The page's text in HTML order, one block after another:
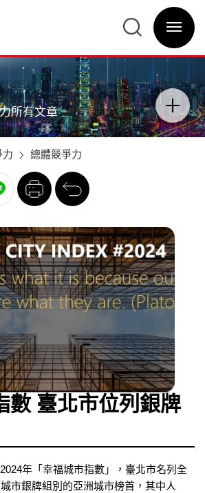
選
單
關
所有文章
分
類
開
關
力 總體競爭力
列
印
回
前
一
頁
數 臺北市位列銀牌
年「幸福城市指數」，臺北市名列全
市銀牌組別的亞洲城市榜首，其中人